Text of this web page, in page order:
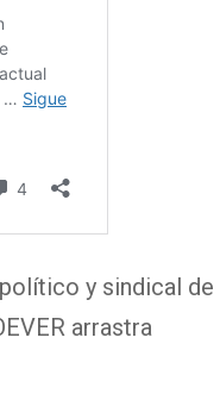
y sindical de
arrastra